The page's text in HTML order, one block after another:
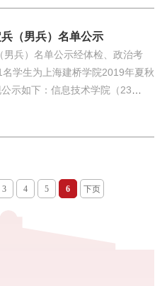
学院张文彬会计学B19-8鼓励奖
示人员有异议，请于3日内向学生
装部2019年9月10日1
（男兵）名单公示
兵）名单公示经体检、政治考
学生为上海建桥学院2019年夏秋
示如下：信息技术学院（23
正、张虎、高钱斌、王振、张
闻传播学院（2人）：赵航、梁
陈嘉豪商学院（26人）：王赞、
3 4 5 6 下页